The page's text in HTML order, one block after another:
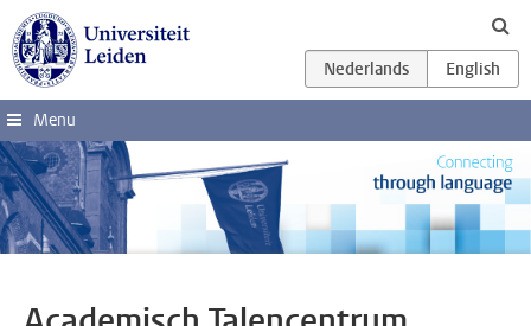
Ga direct naar de inhoud
Menu